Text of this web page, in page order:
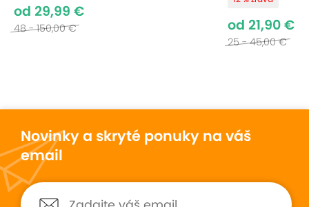
9,6 Vynikajúce hodnotenie
77
Ako vždy skvelá masáž
Príjemné prostredie
od 29,99 €
48 - 150,00 € od 21,90 €
25 - 45,00 €
Novinky a skryté ponuky na váš
email